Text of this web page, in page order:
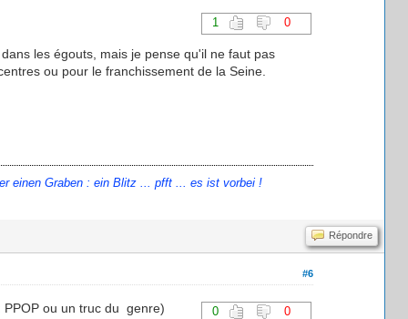
1 0
les égouts, mais je pense qu'il ne faut pas
ou pour le franchissement de la Seine.
einen Graben : ein Blitz ... pfft ... es ist vorbei !
Répondre
#6
0 0
PPOP ou un truc du genre)